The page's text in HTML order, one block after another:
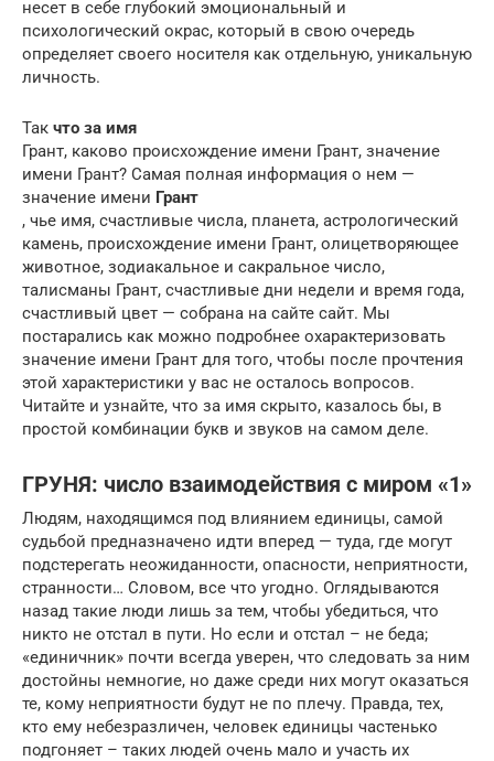
несет в себе глубокий эмоциональный и
психологический окрас, который в свою очередь
определяет своего носителя как отдельную, уникальную
личность.
Так что за имя
Грант, каково происхождение имени Грант, значение
имени Грант? Самая полная информация о нем —
значение имени Грант
, чье имя, счастливые числа, планета, астрологический
камень, происхождение имени Грант, олицетворяющее
животное, зодиакальное и сакральное число,
талисманы Грант, счастливые дни недели и время года,
счастливый цвет — собрана на сайте сайт. Мы
постарались как можно подробнее охарактеризовать
значение имени Грант для того, чтобы после прочтения
этой характеристики у вас не осталось вопросов.
Читайте и узнайте, что за имя скрыто, казалось бы, в
простой комбинации букв и звуков на самом деле.
ГРУНЯ: число взаимодействия с миром «1»
Людям, находящимся под влиянием единицы, самой
судьбой предназначено идти вперед — туда, где могут
подстерегать неожиданности, опасности, неприятности,
странности… Словом, все что угодно. Оглядываются
назад такие люди лишь за тем, чтобы убедиться, что
никто не отстал в пути. Но если и отстал – не беда;
«единичник» почти всегда уверен, что следовать за ним
достойны немногие, но даже среди них могут оказаться
те, кому неприятности будут не по плечу. Правда, тех,
кто ему небезразличен, человек единицы частенько
подгоняет – таких людей очень мало и участь их